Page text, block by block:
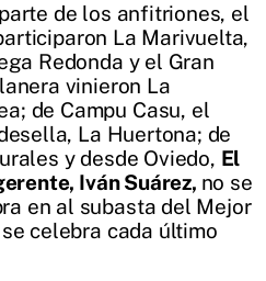
de los anfitriones, el
La Marivuelta,
Redonda y el Gran
vinieron La
de Campu Casu, el
La Huertona; de
y desde Oviedo, El
Iván Suárez, no se
en al subasta del Mejor
celebra cada último